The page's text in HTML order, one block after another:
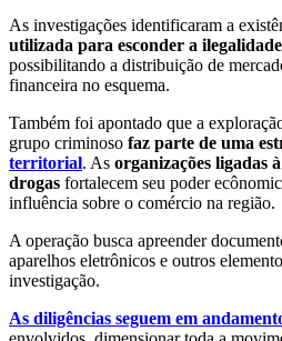
As investigações identificaram a
utilizada para esconder a
possibilitando a distribuição de
financeira no esquema.
Também foi apontado que a
grupo criminoso faz parte de uma
territorial. As organizações ligadas
drogas fortalecem seu poder
influência sobre o comércio na região.
A operação busca apreender
aparelhos eletrônicos e outros
investigação.
As diligências seguem em